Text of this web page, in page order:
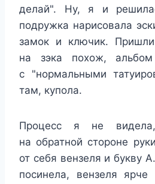
делай". Ну, я и
подружка нарисовала
замок и ключик.
на зэка похож,
с "нормальными
там, купола.
Процесс я не
на обратной стороне
от себя вензеля и букву
посинела, вензеля